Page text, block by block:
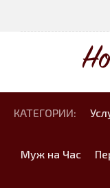
КАТЕГОРИИ:
Муж на Час